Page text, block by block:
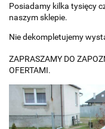
Posiadamy kilka tysięcy
naszym sklepie.
Nie dekompletujemy
ZAPRASZAMY DO
OFERTAMI.